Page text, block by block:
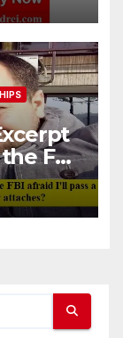
FBI
in